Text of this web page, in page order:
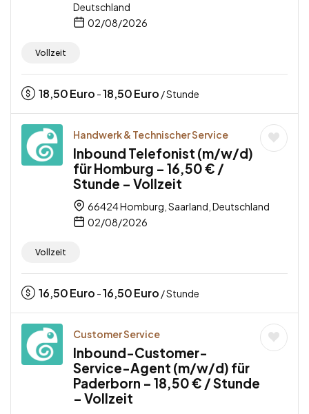
Deutschland
02/08/2026
Vollzeit
18,50Euro -18,50Euro / Stunde
Handwerk & Technischer Service
Inbound Telefonist (m/w/d)
für Homburg – 16,50 € /
Stunde – Vollzeit
66424 Homburg, Saarland, Deutschland
02/08/2026
Vollzeit
16,50Euro -16,50Euro / Stunde
Customer Service
Inbound-Customer-
Service-Agent (m/w/d) für
Paderborn – 18,50 € / Stunde
– Vollzeit